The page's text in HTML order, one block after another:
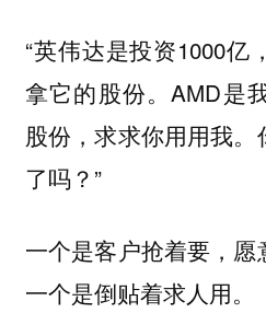
“英伟达是投资1000亿
拿它的股份。AMD是
股份，求求你用用我
了吗？”
一个是客户抢着要，
一个是倒贴着求人用。